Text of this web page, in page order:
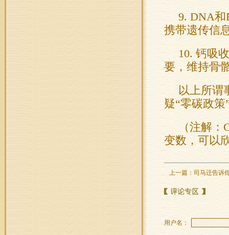
9. DNA
携带遗传信
10. 钙吸
要，维持骨
以上所谓
疑“零碳政
（注解
变数，可以
上一篇： 司马迁告诉
用户名：